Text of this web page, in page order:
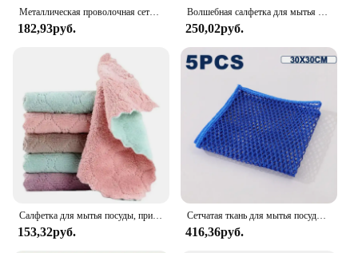
Металлическая проволочная сетчатая салфетка для чистки кухонного смесителя
182,93руб.
Волшебная салфетка для мытья посуды, тряпка с серебряной проволокой для удаления масляных пятен, моечный горшок, двухслойная утолщенная шариковая ткань из стальной проволоки, 5 шт.
250,02руб.
Салфетка для мытья посуды, пригодная кухонная тряпка из кораллового бархата, впитывающая антипригарная, быстросохнущая с маслом
153,32руб.
Сетчатая ткань для мытья посуды, антипригарная губка для мытья масляной плиты, кухонная быстросохнущая чистящая сетка для газовой плиты, тряпка, чистящие полотенца
416,36руб.